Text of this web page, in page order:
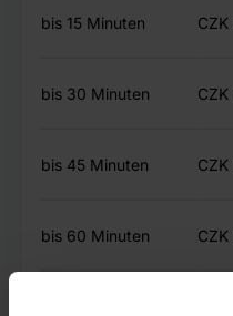
bis 15 Minuten
CZK
bis 30 Minuten CZK
bis 45 Minuten CZK
bis 60 Minuten CZK